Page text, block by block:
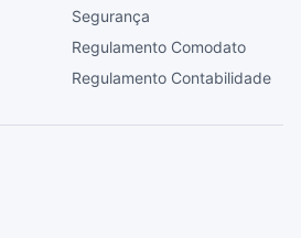
Segurança
Regulamento Comodato
Regulamento Contabilidade